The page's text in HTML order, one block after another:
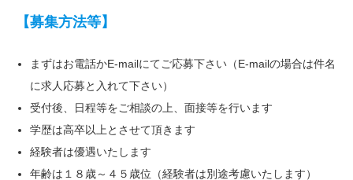
【募集方法等】
まずはお電話かE-mailにてご応募下さい（E-mailの場合は件名
に求人応募と入れて下さい）
受付後、日程等をご相談の上、面接等を行います
学歴は高卒以上とさせて頂きます
経験者は優遇いたします
年齢は１８歳～４５歳位（経験者は別途考慮いたします）